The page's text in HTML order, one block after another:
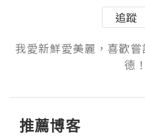
追蹤
我愛新鮮愛美麗，喜歡
德！
推薦博客